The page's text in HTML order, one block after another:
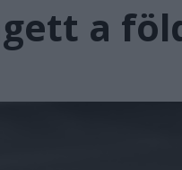
a